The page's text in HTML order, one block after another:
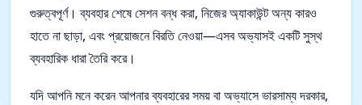
গুরুত্বপূর্ণ। ব্যবহার শেষে সেশন বন্ধ করা, নিজের অ্যাকাউন্ট অন্য কারও
হাতে না ছাড়া, এবং প্রয়োজনে বিরতি নেওয়া—এসব অভ্যাসই একটি সুস্থ
ব্যবহারিক ধারা তৈরি করে।
যদি আপনি মনে করেন আপনার ব্যবহারের সময় বা অভ্যাসে ভারসাম্য দরকার,